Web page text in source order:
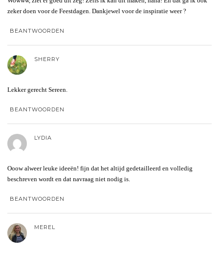
zeker doen voor de Feestdagen. Dankjewel voor de inspiratie weer ?
BEANTWOORDEN
SHERRY
Lekker gerecht Sereen.
BEANTWOORDEN
LYDIA
Ooow alweer leuke ideeën! fijn dat het altijd gedetailleerd en volledig
beschreven wordt en dat navraag niet nodig is.
BEANTWOORDEN
MEREL